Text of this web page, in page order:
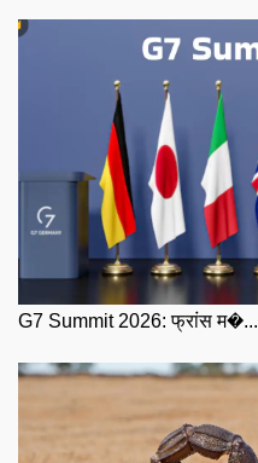
G7 Summit 2026: फ्रांस म�...